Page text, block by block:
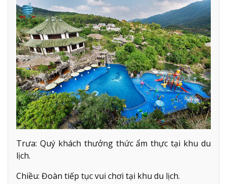
Trưa: Quý khách thưởng thức ẩm thực tại khu du
lịch.
Chiều: Đoàn tiếp tục vui chơi tại khu du lịch.